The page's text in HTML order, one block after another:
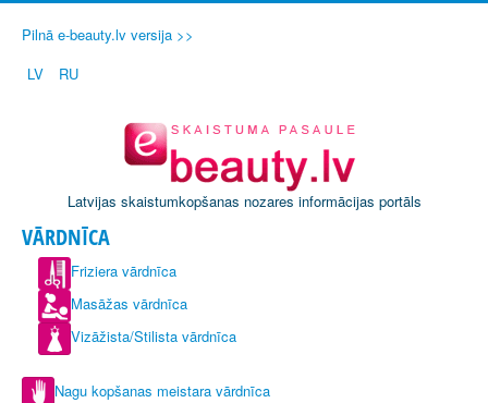
Pilnā e-beauty.lv versija >>
LV
RU
Latvijas skaistumkopšanas nozares informācijas portāls
VĀRDNĪCA
Friziera vārdnīca
Masāžas vārdnīca
Vizāžista/Stilista vārdnīca
Nagu kopšanas meistara vārdnīca